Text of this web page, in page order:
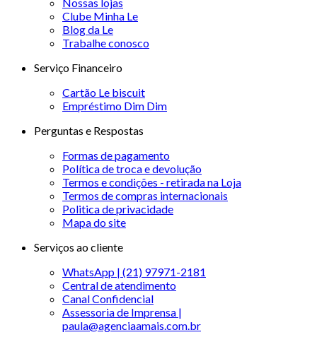
Clube Minha Le
Blog da Le
Trabalhe conosco
Serviço Financeiro
Cartão Le biscuit
Empréstimo Dim Dim
Perguntas e Respostas
Formas de pagamento
Política de troca e devolução
Termos e condições - retirada na Loja
Termos de compras internacionais
Politica de privacidade
Mapa do site
Serviços ao cliente
WhatsApp | (21) 97971-2181
Central de atendimento
Canal Confidencial
Assessoria de Imprensa |
paula@agenciaamais.com.br